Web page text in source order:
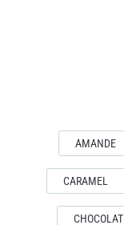
AMANDE
CARAMEL
CHOCOLAT